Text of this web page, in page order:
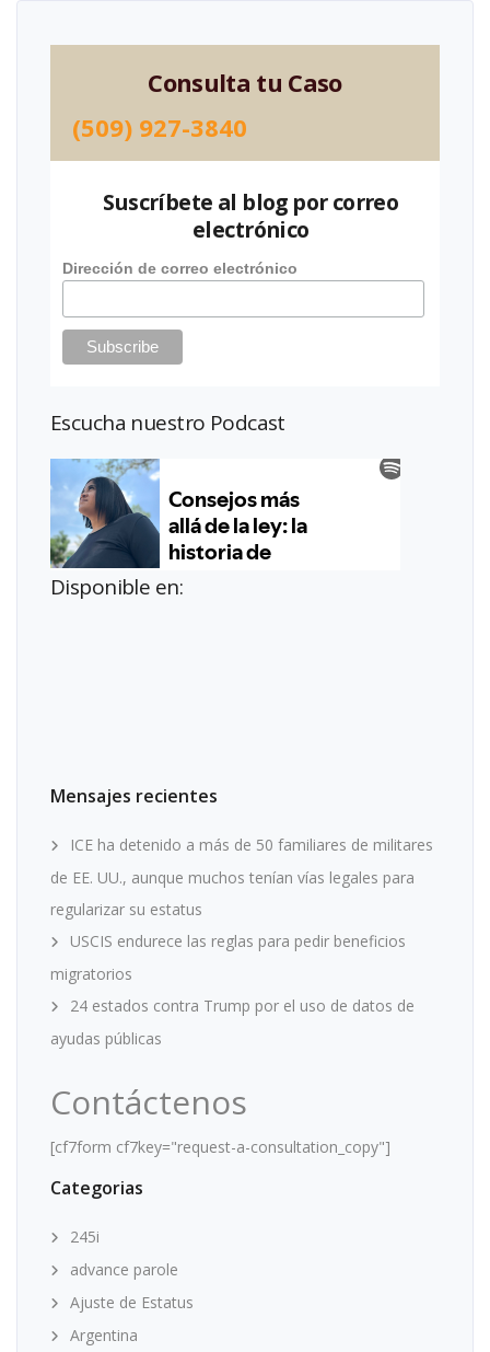
Consulta tu Caso
(509) 927-3840
Suscríbete al blog por correo
electrónico
Dirección de correo electrónico
Escucha nuestro Podcast
Disponible en:
Mensajes recientes
ICE ha detenido a más de 50 familiares de militares
de EE. UU., aunque muchos tenían vías legales para
regularizar su estatus
USCIS endurece las reglas para pedir beneficios
migratorios
24 estados contra Trump por el uso de datos de
ayudas públicas
Contáctenos
[cf7form cf7key="request-a-consultation_copy"]
Categorias
245i
advance parole
Ajuste de Estatus
Argentina